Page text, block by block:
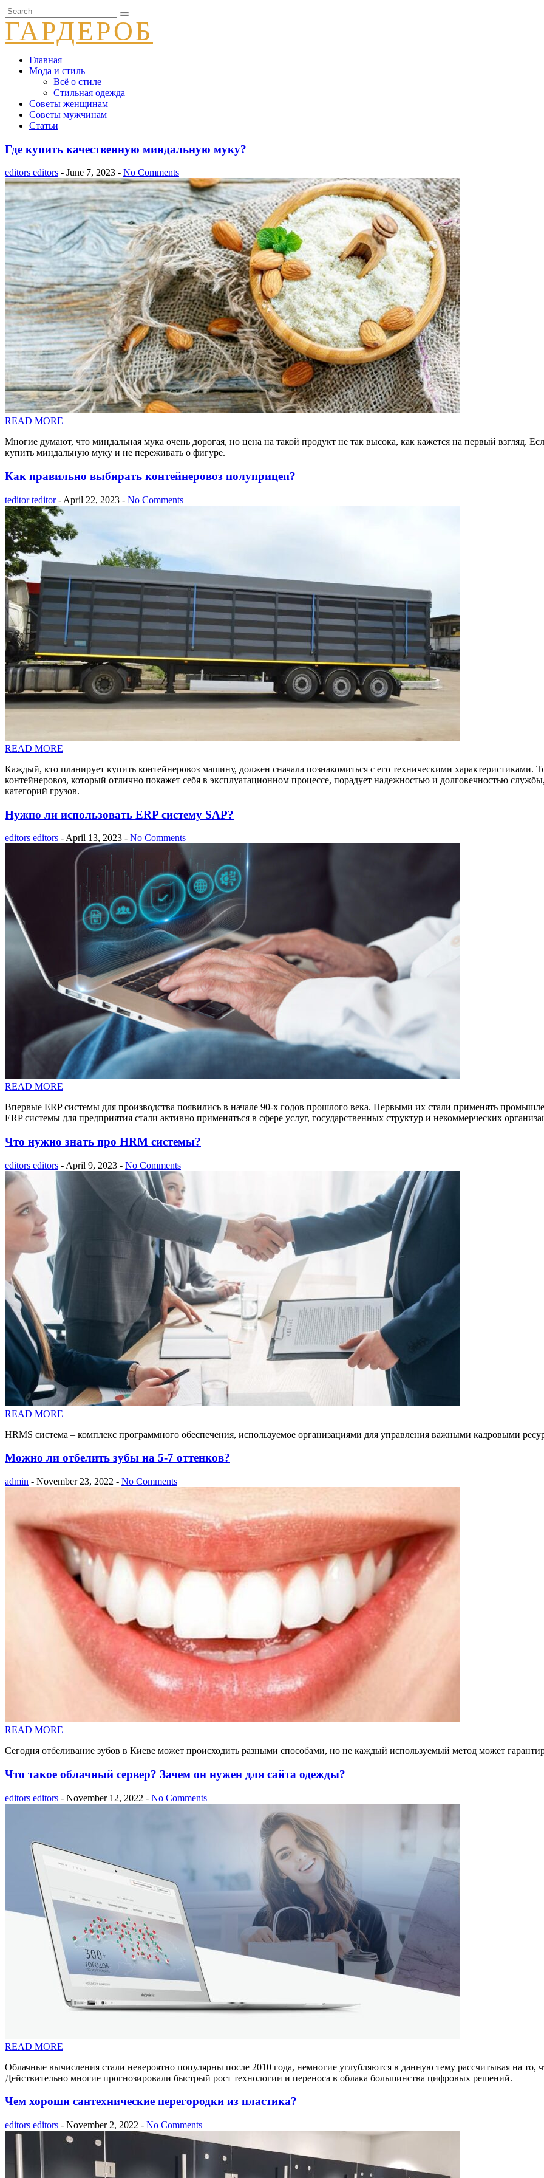
ГАРДЕРОБ
Главная
Мода и стиль
Всё о стиле
Стильная одежда
Советы женщинам
Советы мужчинам
Статьи
Где купить качественную миндальную муку?
editors editors - June 7, 2023 - No Comments
READ MORE
Многие думают, что миндальная мука очень дорогая, но цена на такой продукт не так высока, как кажется на первый взгляд.
купить миндальную муку и не переживать о фигуре.
Как правильно выбирать контейнеровоз полуприцеп?
teditor teditor- April 22, 2023 - No Comments
READ MORE
Каждый, кто планирует купить контейнеровоз машину, должен сначала познакомиться с его техническими характеристиками.
контейнеровоз, который отлично покажет себя в эксплуатационном процессе, порадует надежностью и долговечностью
категорий грузов.
Нужно ли использовать ERP систему SAP?
editors editors - April 13, 2023 - No Comments
READ MORE
Впервые ERP системы для производства появились в начале 90-х годов прошлого века. Первыми их стали применять
ERP системы для предприятия стали активно применяться в сфере услуг, государственных структур и некоммерческих
Что нужно знать про HRM системы?
editors editors - April 9, 2023 - No Comments
READ MORE
HRMS система – комплекс программного обеспечения, используемое организациями для управления важными кадровыми
Можно ли отбелить зубы на 5-7 оттенков?
admin - November 23, 2022 - No Comments
READ MORE
Сегодня отбеливание зубов в Киеве может происходить разными способами, но не каждый используемый метод может
Что такое облачный сервер? Зачем он нужен для сайта одежды?
editors editors - November 12, 2022 - No Comments
READ MORE
Облачные вычисления стали невероятно популярны после 2010 года, немногие углубляются в данную тему рассчитывая на то,
Действительно многие прогнозировали быстрый рост технологии и переноса в облака большинства цифровых решений.
Чем хороши сантехнические перегородки из пластика?
editors editors - November 2, 2022 - No Comments